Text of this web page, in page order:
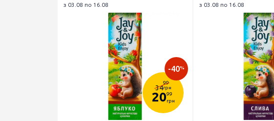
з 03.08 по 16.08
34
99
грн
2099
грн
-40%
з 03.08 по 16.08